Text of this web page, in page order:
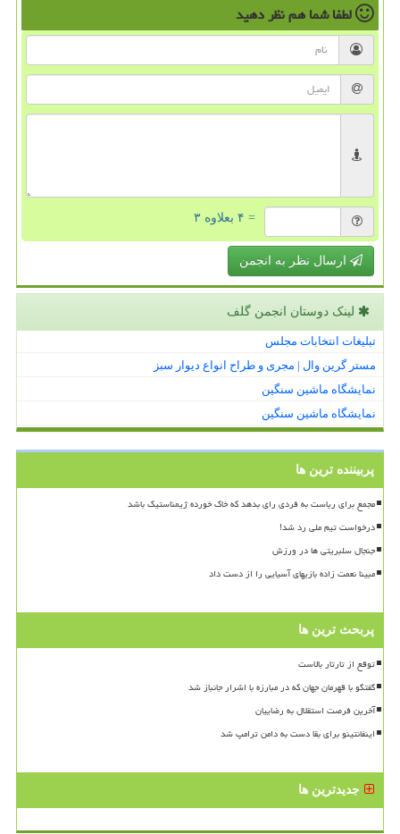
لطفا شما همنظر دهید
= ۴ بعلاوه ۳
ارسال نظر به انجمن
لینک دوستان انجمن گلف
تبلیغات انتخابات مجلس
مستر گرین وال | مجری و طراح انواع دیوار سبز
نمایشگاه ماشین سنگین
نمایشگاه ماشین سنگین
پربیننده ترین ها
مجمع برای ریاست به فردی رای بدهد که خاک خورده ژیمناستیک باشد
درخواست تیم ملی رد شد!
جنجال سلبریتی ها در ورزش
مبینا نعمت زاده بازیهای آسیایی را از دست داد
پربحث ترین ها
توقع از تارتار بالاست
گفتگو با قهرمان جهان که در مبارزه با اشرار جانباز شد
آخرین فرصت استقلال به رضاییان
اینفانتینو برای بقا دست به دامن ترامپ شد
جدیدترین ها